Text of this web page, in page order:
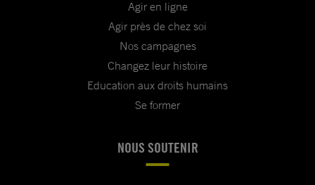
Agir en ligne
Agir près de chez soi
Nos campagnes
Changez leur histoire
Education aux droits humains
Se former
NOUS SOUTENIR